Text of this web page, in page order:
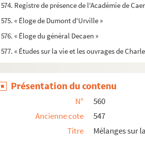
574. Registre de présence de l'Académie de
575. « Éloge de Dumont d'Urville »
576. « Éloge du général Decaen »
577. « Études sur la vie et les ouvrages de
579. « Du rôle des feuilles dans la végétation
580. « Étude sur la vie et les œuvres de Jean
581. « Dans quelle mesure la philosophie a-
582. « Moysant de Brieux, sa vie, ses œuvres
Présentation du contenu
N°
560
Ancienne cote
547
Titre
Mélanges sur